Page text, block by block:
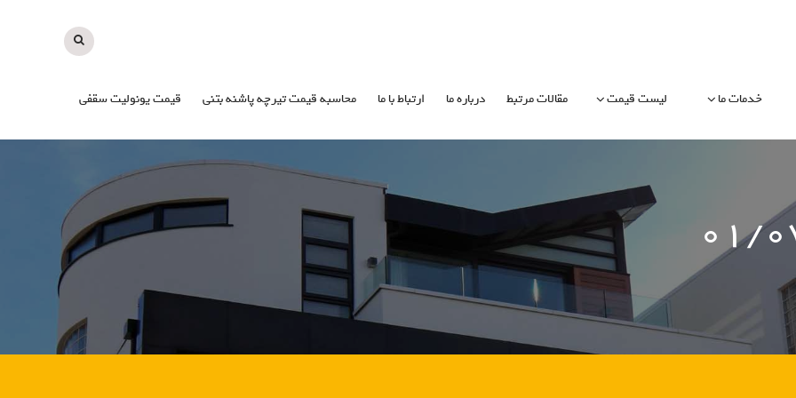
خدمات ما لیست قیمت مقالات مرتبط درباره ما ارتباط با ما محاسبه قیمت تیرچه پاشنه بتنی قیمت یونولیت سقفی